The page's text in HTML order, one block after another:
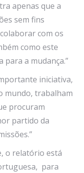
apenas que a
sem fins
com os
como este
a mudança.”
iniciativa,
mundo, trabalham
procuram
partido da
o relatório está
para